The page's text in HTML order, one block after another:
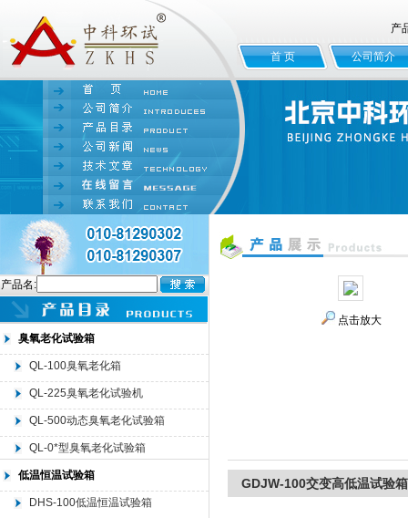
北京中科环试仪器有限公司
产
首 页 公司简介
产品名:
臭氧老化试验箱
QL-100臭氧老化箱
QL-225臭氧老化试验机
QL-500动态臭氧老化试验箱
QL-0*型臭氧老化试验箱
低温恒温试验箱
DHS-100低温恒温试验箱
点击放大
GDJW-100交变高低温试验箱